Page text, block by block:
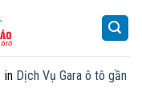
in Dịch Vụ Gara ô tô gần